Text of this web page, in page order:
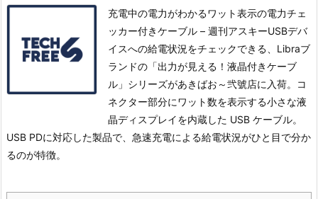
充電中の電力がわかるワット表示の電力チェ
ッカー付きケーブル – 週刊アスキーUSBデバ
イスへの給電状況をチェックできる、Libraブ
ランドの「出力が見える！液晶付きケーブ
ル」シリーズがあきばお～弐號店に入荷。
コ
ネクター部分にワット数を表示する小さな液
晶ディスプレイを内蔵した USB ケーブル。
USB PDに対応した製品で、急速充電による給電状況がひと目で分か
るのが特徴。